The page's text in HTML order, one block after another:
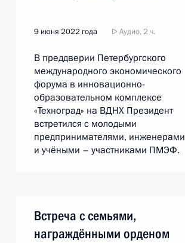
9 июня 2022 года Аудио, 2 ч.
В преддверии Петербургского
международного экономического
форума в инновационно-
образовательном комплексе
«Техноград» на ВДНХ Президент
встретился с молодыми
предпринимателями, инженерами
и учёными – участниками ПМЭФ.
Встреча с семьями,
награждёнными орденом